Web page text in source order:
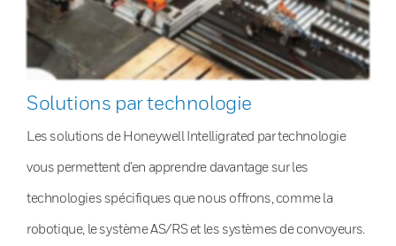
Solutions par technologie
Les solutions de Honeywell Intelligrated par technologie
vous permettent d’en apprendre davantage sur les
technologies spécifiques que nous offrons, comme la
robotique, le système AS/RS et les systèmes de convoyeurs.